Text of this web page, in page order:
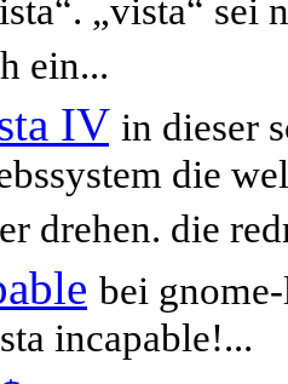
„vista“
ein...
IV in dieser
die
drehen. die
bei
incapable!...